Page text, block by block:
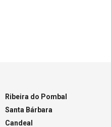
Ribeira do Pombal
Santa Bárbara
Candeal